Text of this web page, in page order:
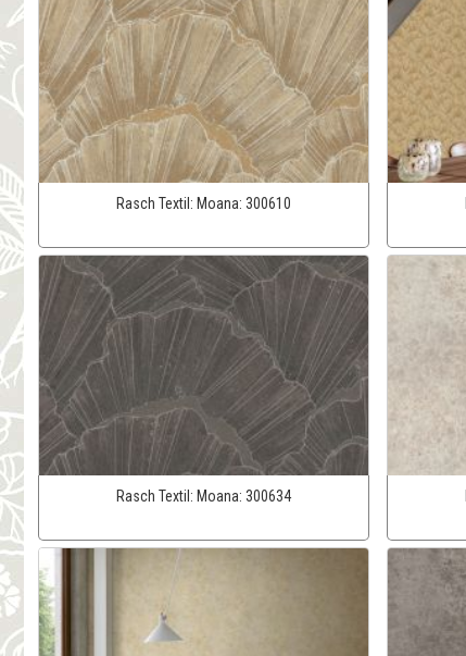
Rasch Textil: Moana: 300610
Rasch Textil: Moana: 300634